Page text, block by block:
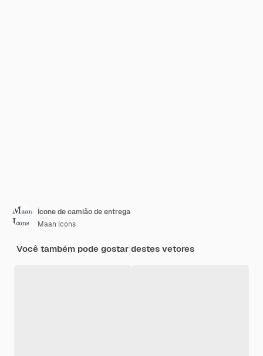
Ícone de camião de entrega
Maan Icons
Você também pode gostar destes vetores